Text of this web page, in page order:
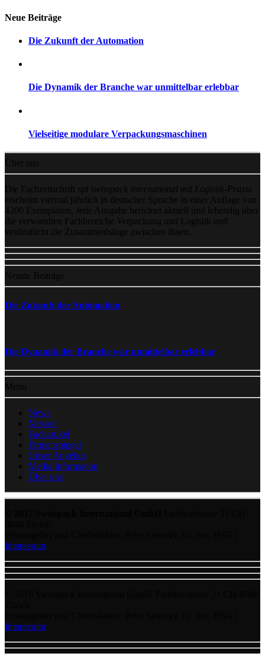
Neue Beiträge
Die Zukunft der Automation
Die Dynamik der Branche war unmittelbar erlebbar
Vielseitige modulare Verpackungsmaschinen
Über uns
Die Fachzeitschrift
spi swisspack international mit Logistik-Praxis
erscheint viermal jährlich in deutscher Sprache in einer Auflage von
4200 Exemplaren. Jede Ausgabe berichtet aktuell und lebendig über
die verwandten Fachbereiche Verpackung und Logistik und
verdeutlicht die Zusammenhänge zwischen ihnen.
Neuste Beiträge
Die Zukunft der Automation
Die Dynamik der Branche war unmittelbar erlebbar
Menu
News
Messen
Fachartikel
Firmenspiegel
Unser Angebot
Media Information
Über uns
Impressum
Impressum